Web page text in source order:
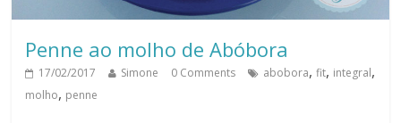
Penne ao molho de Abóbora
17/02/2017 Simone 0 Comments abobora,fit, integral,
molho, penne